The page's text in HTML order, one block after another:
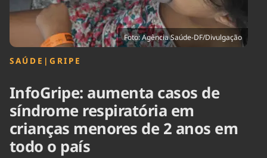
Foto: Agência Saúde-DF/Divulgação
SAÚDE | GRIPE
InfoGripe: aumenta casos de
síndrome respiratória em
crianças menores de 2 anos em
todo o país